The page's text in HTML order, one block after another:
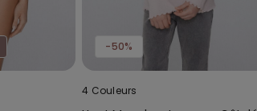
-50%
4 Couleurs